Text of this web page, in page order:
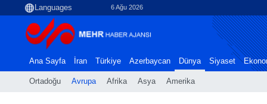
6 Ağu 2026
Ana Sayfa İran Türkiye Azerbaycan Dünya
Ortadoğu Avrupa Afrika Asya Amerika
Siyaset